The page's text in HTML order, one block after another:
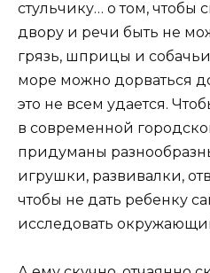
стульчику… о том, чтобы
двору и речи быть не
грязь, шприцы и
море можно дорваться
это не всем удается.
в современной
придуманы
игрушки, развивалки,
чтобы не дать ребенку
исследовать